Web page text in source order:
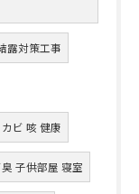
露対策工事
ビ 咳 健康
子供部屋 寝室